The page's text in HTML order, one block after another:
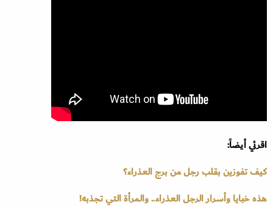
اقرئي أيضاً:
كيف تفوزين بقلب رجل من برج العذراء؟
هذه خبايا وأسرار الرجل العذراء.. والمرأة التي تجذبه!